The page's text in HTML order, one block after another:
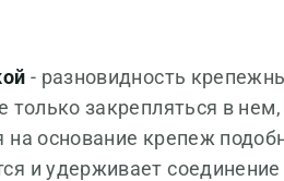
- разновидность
только закрепляться в
на основание крепеж
и удерживает соединение